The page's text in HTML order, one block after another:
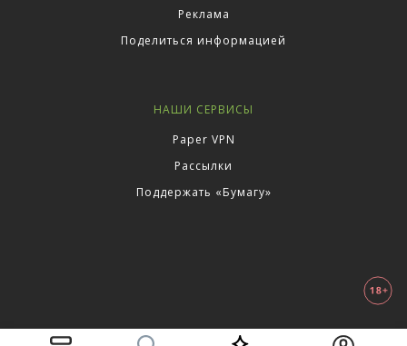
Реклама
Поделиться информацией
НАШИ СЕРВИСЫ
Paper VPN
Рассылки
Поддержать «Бумагу»